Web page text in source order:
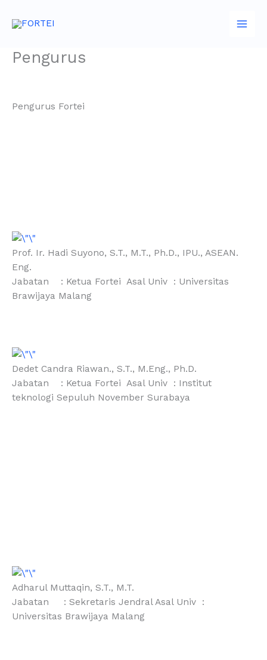
Pengurus
Pengurus Fortei
Prof. Ir. Hadi Suyono, S.T., M.T., Ph.D., IPU., ASEAN.
Eng.
Jabatan : Ketua Fortei Asal Univ : Universitas
Brawijaya Malang
Dedet Candra Riawan., S.T., M.Eng., Ph.D.
Jabatan : Ketua Fortei Asal Univ : Institut
teknologi Sepuluh November Surabaya
Adharul Muttaqin, S.T., M.T.
Jabatan : Sekretaris Jendral Asal Univ :
Universitas Brawijaya Malang